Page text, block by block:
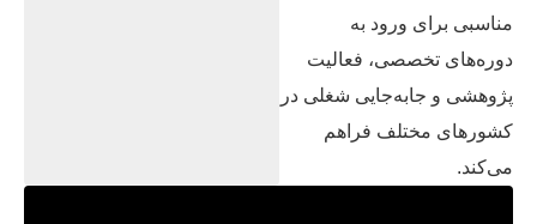
مناسبی برای ورود به
دوره‌های تخصصی، فعالیت
پژوهشی و جابه‌جایی شغلی در
کشورهای مختلف فراهم
می‌کند.